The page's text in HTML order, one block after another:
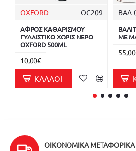
OXFORD OC209
ΑΦΡΟΣ ΚΑΘΑΡΙΣΜΟΥ
ΓΥΑΛΙΣΤΙΚΟ ΧΩΡΙΣ ΝΕΡΟ
OXFORD 500ML
10,00€
ΚΑΛΆΘΙ
ΒΑΛ-
ΜΕ
ΟΙΚΟΝΟΜΙΚΆ ΜΕΤΑΦΟΡΙΚΆ